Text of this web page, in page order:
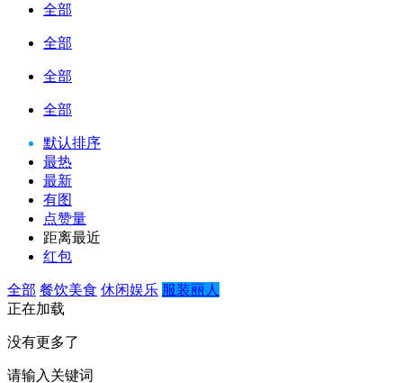
全部
全部
全部
全部
默认排序
最热
最新
有图
点赞量
距离最近
红包
全部 餐饮美食 休闲娱乐 服装丽人
正在加载
没有更多了
请输入关键词